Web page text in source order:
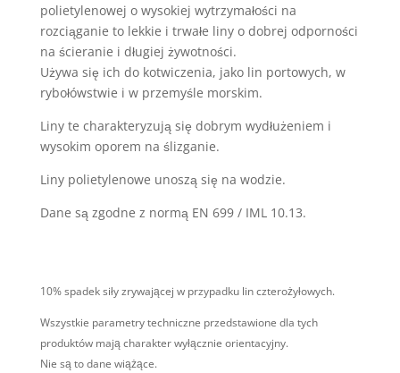
polietylenowej o wysokiej wytrzymałości na
rozciąganie to lekkie i trwałe liny o dobrej odporności
na ścieranie i długiej żywotności.
Używa się ich do kotwiczenia, jako lin portowych, w
rybołówstwie i w przemyśle morskim.
Liny te charakteryzują się dobrym wydłużeniem i
wysokim oporem na ślizganie.
Liny polietylenowe unoszą się na wodzie.
Dane są zgodne z normą EN 699 / IML 10.13.
10% spadek siłyzrywającej w przypadku lin czterożyłowych.
Wszystkie parametry techniczne przedstawione dla tych
produktów mają charakter wyłącznie orientacyjny.
Nie są to dane wiążące.